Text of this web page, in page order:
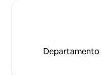
Departamento